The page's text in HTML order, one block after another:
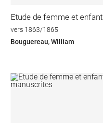
Etude de femme et enfant
vers 1863/1865
Bouguereau, William